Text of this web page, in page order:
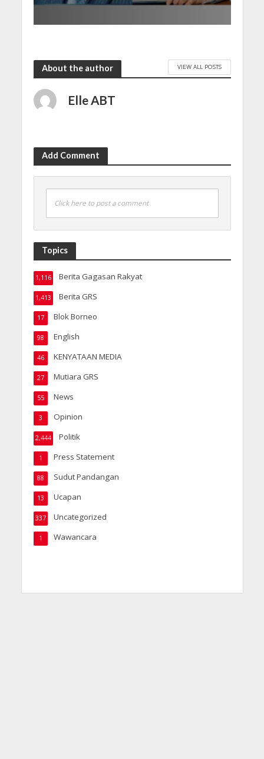
About the author VIEW ALL POSTS
Elle ABT
Add Comment
Click here to post a comment
Topics
Berita Gagasan Rakyat
1,116
Berita GRS
1,413
Blok Borneo
17
English
98
KENYATAAN MEDIA
46
Mutiara GRS
27
News
55
Opinion
3
Politik
2,444
Press Statement
1
Sudut Pandangan
88
Ucapan
13
Uncategorized
337
Wawancara
1